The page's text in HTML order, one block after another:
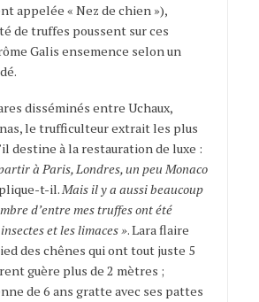
appelée « Nez de chien »),
de truffes poussent sur ces
Galis ensemence selon un
disséminés entre Uchaux,
le trufficulteur extrait les plus
destine à la restauration de luxe :
à Paris, Londres, un peu Monaco
t-il.Mais il y a aussi beaucoup
d’entre mes truffes ont été
et les limaces ». Lara flaire
des chênes qui ont tout juste 5
guère plus de 2 mètres ;
de 6 ans gratte avec ses pattes